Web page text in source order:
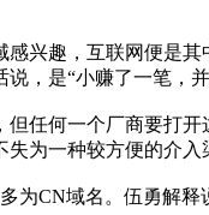
兴趣，互联网便是
说，是“小赚了一笔，
任何一个厂商要打
为一种较方便的介入
CN域名。伍勇解